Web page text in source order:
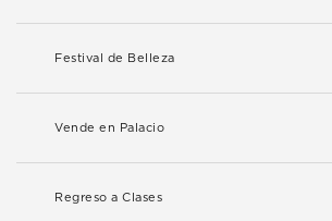
Festival de Belleza
Vende en Palacio
Regreso a Clases